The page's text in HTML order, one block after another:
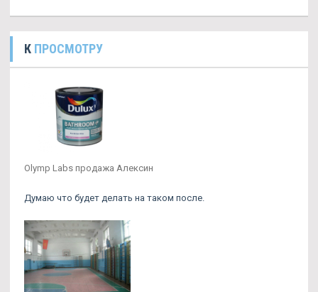
К ПРОСМОТРУ
Olymp Labs продажа Алексин
Думаю что будет делать на таком после.